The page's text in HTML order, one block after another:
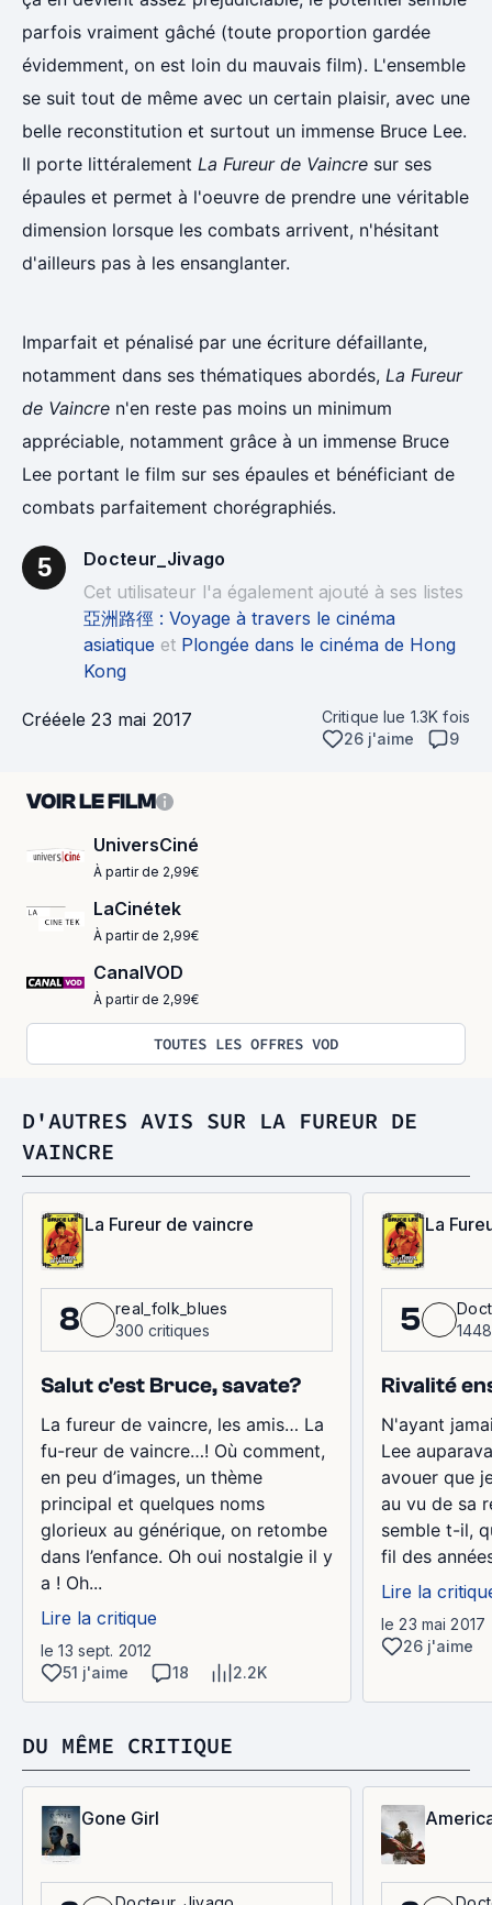
parfois vraiment gâché (toute proportion gardée
évidemment, on est loin du mauvais film). L'ensemble
se suit tout de même avec un certain plaisir, avec une
belle reconstitution et surtout un immense Bruce Lee.
Il porte littéralement La Fureur de Vaincre sur ses
épaules et permet à l'oeuvre de prendre une véritable
dimension lorsque les combats arrivent, n'hésitant
d'ailleurs pas à les ensanglanter.
Imparfait et pénalisé par une écriture défaillante,
notamment dans ses thématiques abordés, La Fureur
de Vaincre n'en reste pas moins un minimum
appréciable, notamment grâce à un immense Bruce
Lee portant le film sur ses épaules et bénéficiant de
combats parfaitement chorégraphiés.
5
Docteur_Jivago
Cet utilisateur l'a également ajouté à ses listes
亞洲路徑 : Voyage à travers le cinéma
asiatique et Plongée dans le cinéma de Hong
Kong
Crééele 23 mai 2017 Critique lue 1.3K fois
26 j'aime
9
VOIR LE FILM
UniversCiné
À partir de 2,99€
LaCinétek
À partir de 2,99€
CanalVOD
À partir de 2,99€
TOUTES LES OFFRES VOD
D'AUTRES AVIS SUR LA FUREUR DE
VAINCRE
La Fureur de vaincre
8
real_folk_blues
300 critiques
Salut c'est Bruce, savate?
La fureur de vaincre, les amis… La
fu-reur de vaincre…! Où comment,
en peu d’images, un thème
principal et quelques noms
glorieux au générique, on retombe
dans l’enfance. Oh oui nostalgie il y
a ! Oh...
Lire la critique
le 13 sept. 2012
51 j'aime
18 2.2K
La
5
Rivalité
N'ayant
Lee
avouer que
au vu de sa
semble t-il,
fil des
Lire la
le 23 mai 2017
26 j'aime
DU MÊME CRITIQUE
Gone Girl